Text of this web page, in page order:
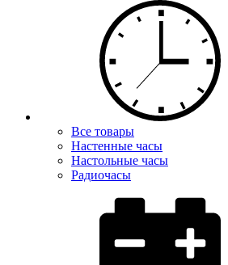
Все товары
Настенные часы
Настольные часы
Радиочасы